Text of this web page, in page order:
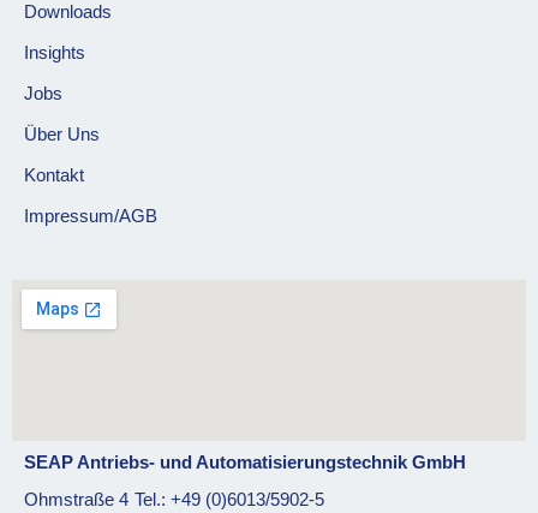
Downloads
Insights
Jobs
Über Uns
Kontakt
Impressum/AGB
SEAP Antriebs- und Automatisierungstechnik GmbH
Ohmstraße 4 Tel.: +49 (0)6013/5902-5